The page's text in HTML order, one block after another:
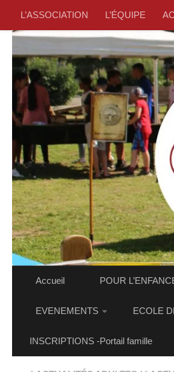
Skip to content
L’ASSOCIATION L’ÉQUIPE
Accueil POUR
EVENEMENTS ECOLE
INSCRIPTIONS -Portail famille